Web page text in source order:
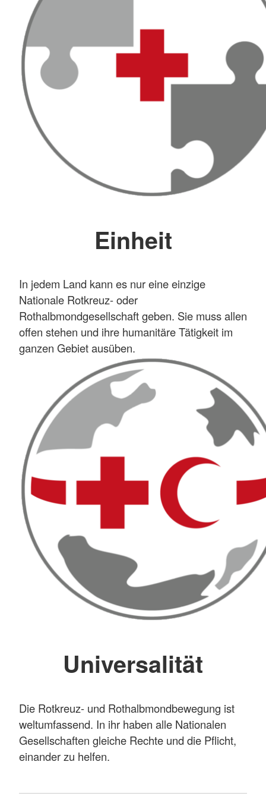
Einheit
In jedem Land kann es nur eine einzige
Nationale Rotkreuz- oder
Rothalbmondgesellschaft geben. Sie muss allen
offen stehen und ihre humanitäre Tätigkeit im
ganzen Gebiet ausüben.
Universalität
Die Rotkreuz- und Rothalbmondbewegung ist
weltumfassend. In ihr haben alle Nationalen
Gesellschaften gleiche Rechte und die Pflicht,
einander zu helfen.